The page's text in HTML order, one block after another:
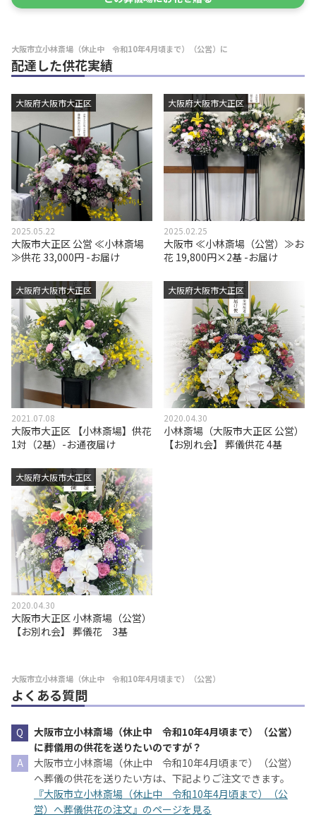
大阪市立小林斎場（休止中 令和10年4月頃まで）（公営）に
配達した供花実績
大阪府大阪市大正区
2025.05.22
大阪市大正区 公営 ≪小林斎場
≫供花 33,000円 -お届け
大阪府大阪市大正区
2025.02.25
大阪市 ≪小林斎場（公営）≫お
花 19,800円×2基 -お届け
大阪府大阪市大正区
2021.07.08
大阪市大正区 【小林斎場】供花
1対（2基）-お通夜届け
大阪府大阪市大正区
2020.04.30
小林斎場（大阪市大正区 公営）
【お別れ会】 葬儀供花 4基
大阪府大阪市大正区
2020.04.30
大阪市大正区 小林斎場（公営）
【お別れ会】 葬儀花 3基
大阪市立小林斎場（休止中 令和10年4月頃まで）（公営）
よくある質問
大阪市立小林斎場（休止中 令和10年4月頃まで）（公営）
に葬儀用の供花を送りたいのですが？
大阪市立小林斎場（休止中 令和10年4月頃まで）（公営）
へ葬儀の供花を送りたい方は、下記よりご注文できます。
『大阪市立小林斎場（休止中 令和10年4月頃まで）（公
営）へ葬儀供花の注文』のページを見る